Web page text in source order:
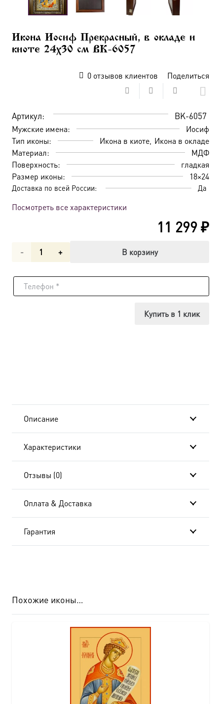
Икона Иосиф Прекрасный, в окладе и
киоте 24х30 см BK-6057
0отзывов клиентов Поделиться
Артикул: BK-6057
Мужские имена:
Иосиф
Тип иконы:
Икона в киоте Икона в окладе
Материал:
МДФ
Поверхность:
гладкая
Размер иконы:
18×24
Доставка по всей России: Да
Посмотреть все характеристики
11 299₽
Количество
Икона
см
6057
В корзину
Купить в 1 клик
Описание
Характеристики
Отзывы (0)
Оплата & Доставка
Гарантия
Похожие иконы…